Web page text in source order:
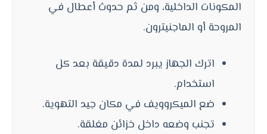
المكونات الداخلية، ومن ثم حدوث أعطال في
المروحة أو الماجنيترون.
اترك الجهاز يبرد لمدة دقيقة بعد كل
استخدام.
ضع الميكروويف في مكان جيد التهوية.
تجنب وضعه داخل خزائن مغلقة.